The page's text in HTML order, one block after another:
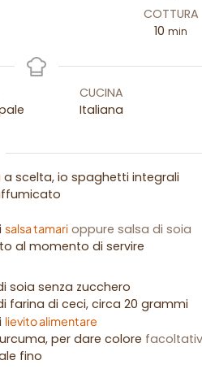
COTTURA
10 min
CUCINA
Italiana
scelta, io spaghetti integrali
salsa tamari oppure salsa di soia
al momento di servire
soia senza zucchero
farina di ceci, circa 20 grammi
lievito alimentare
per dare colore
fino